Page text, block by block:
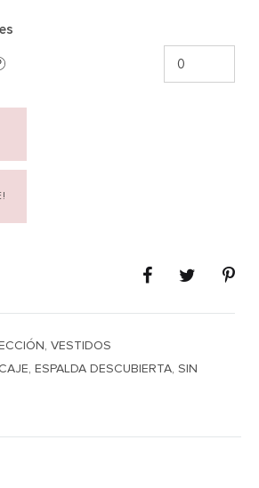
, VESTIDOS
, ESPALDA DESCUBIERTA, SIN